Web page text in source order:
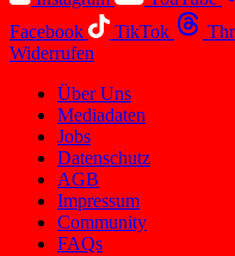
Facebook
TikTok
Widerrufen
Über Uns
Mediadaten
Jobs
Datenschutz
AGB
Impressum
Community
FAQs